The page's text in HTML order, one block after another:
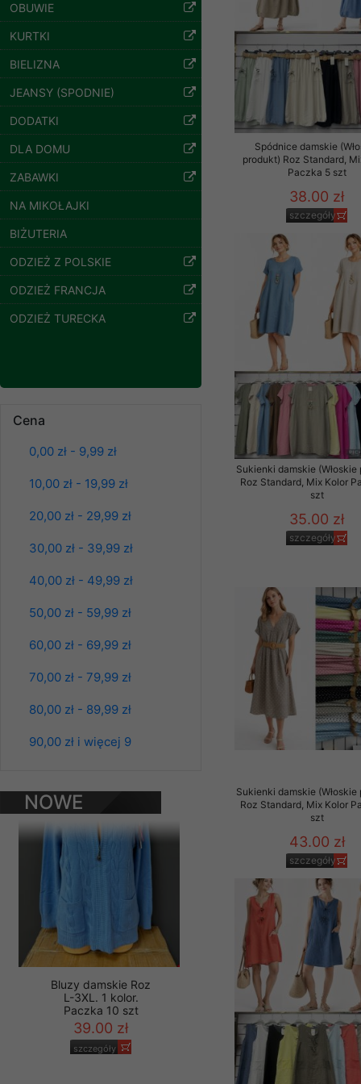
OBUWIE
KURTKI
BIELIZNA
JEANSY (SPODNIE)
DODATKI
DLA DOMU
ZABAWKI
NA MIKOŁAJKI
BIŻUTERIA
ODZIEŻ Z POLSKIE
ODZIEŻ FRANCJA
ODZIEŻ TURECKA
Cena
0,00 zł - 9,99 zł
10,00 zł - 19,99 zł
20,00 zł - 29,99 zł
30,00 zł - 39,99 zł
40,00 zł - 49,99 zł
50,00 zł - 59,99 zł
60,00 zł - 69,99 zł
70,00 zł - 79,99 zł
80,00 zł - 89,99 zł
90,00 zł i więcej 9
NOWE
PRODUKTY
Bluzy damskie Roz
szczegóły
39.00 zł
szczegóły
L-3XL. 1 kolor.
szczegóły
Bluzy damskie Roz
L-3XL. 1 kolor.
Spódnice damskie
produkt) Roz Standard,
Paczka 5 szt
38.00 zł
szczegóły
Sukienki damskie (Włoskie
Roz Standard, Mix Kolor
szt
35.00 zł
szczegóły
Sukienki damskie (Włoskie
Roz Standard, Mix Kolor
szt
43.00 zł
szczegóły
znajdziesz
Potrzebujemy na to
Jeżeli klikniesz
GROUP
Sp. z o.o.
Wyrażenie zgody jest
wpływa na zgodność
Dodatkowe
Twoich danych,
podejmowaniu
danych osobowych)
Polityka prywatności
Polityka prywatności
Zapewniamy naszym
Dane osobowe
Klientów zezwolenia
ochronie danych
serwerach
pracownicy Sklepu.
Każdy Klient, który
ich weryfikacji,
Sklep nie
chyba że dzieje się
prawa organów
Nasz Sklep
przez nasz serwer i
jego indywidualnych
opcję przyjmowania
może wpłynąć na
Klienta przechowują
• sesji
• ostatnio
Materiały
szczególności
zawierającego
naszym Sklepie.
Wszelkie pytania,
osobowych prosimy